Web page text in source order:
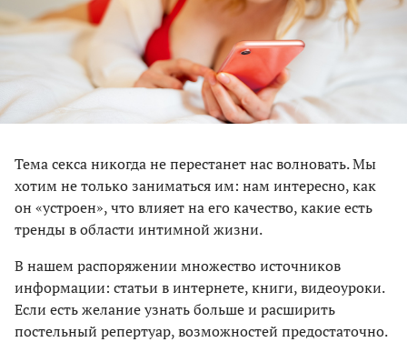
Тема секса никогда не перестанет нас волновать. Мы
хотим не только заниматься им: нам интересно, как
он «устроен», что влияет на его качество, какие есть
тренды в области интимной жизни.
В нашем распоряжении множество источников
информации: статьи в интернете, книги, видеоуроки.
Если есть желание узнать больше и расширить
постельный репертуар, возможностей предостаточно.